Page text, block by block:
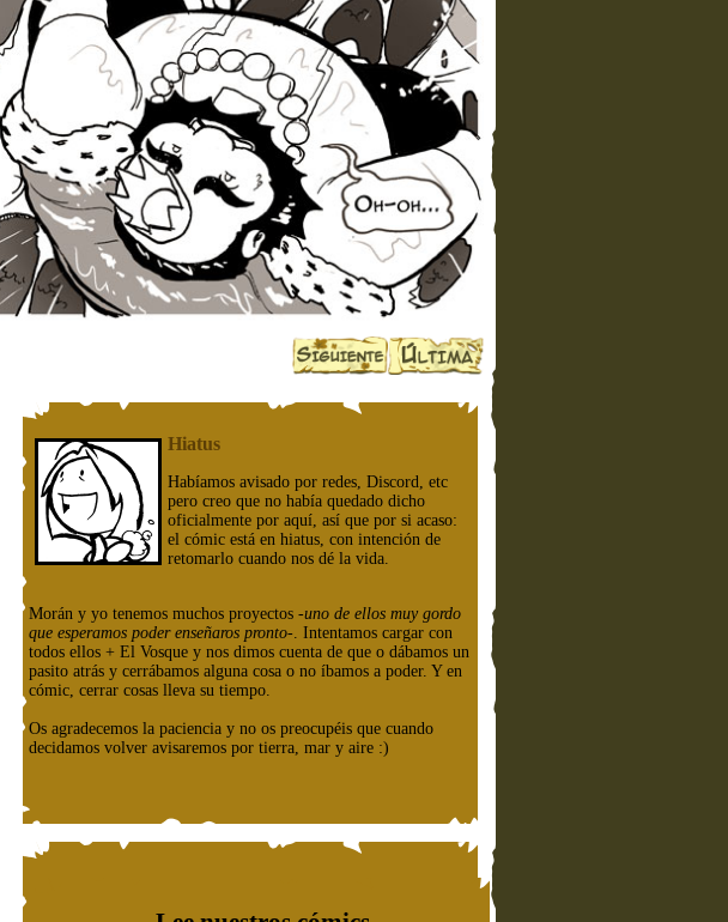
Hiatus
Habíamos avisado por redes, Discord, etc
pero creo que no había quedado dicho
oficialmente por aquí, así que por si acaso:
el cómic está en hiatus, con intención de
retomarlo cuando nos dé la vida.
Morán y yo tenemos muchos proyectos -uno de ellos muy gordo
que esperamos poder enseñaros pronto- . Intentamos cargar con
todos ellos + El Vosque y nos dimos cuenta de que o dábamos un
pasito atrás y cerrábamos alguna cosa o no íbamos a poder. Y en
cómic, cerrar cosas lleva su tiempo.
Os agradecemos la paciencia y no os preocupéis que cuando
decidamos volver avisaremos por tierra, mar y aire :)